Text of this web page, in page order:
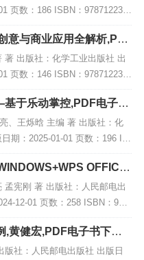
页数：186 ISBN：978712236
200MB [高清扫描版PDF格式] 内
意与商业应用全解析,PD
著 出版社：化学工业出版社 出
页数：146 ISBN：978712238
182MB [高清扫描版PDF格式] 内
于乐动掌控,PDF电子书
、王烁晗 主编 著 出版社：化
期：2025-01-01 页数：196 IS
电子书大小：259MB [高清扫
OFFICE,
孟宪刚 著 出版社：人民邮电出
12-01 页数：258 ISBN：978
大小：192MB [高清扫描版PDF
,黄健宏,PDF电子书下载,
版社：人民邮电出版社 出版日